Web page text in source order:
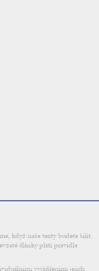
když naše texty budete šířit.
články platí pravidla
vyjádřeními jejich